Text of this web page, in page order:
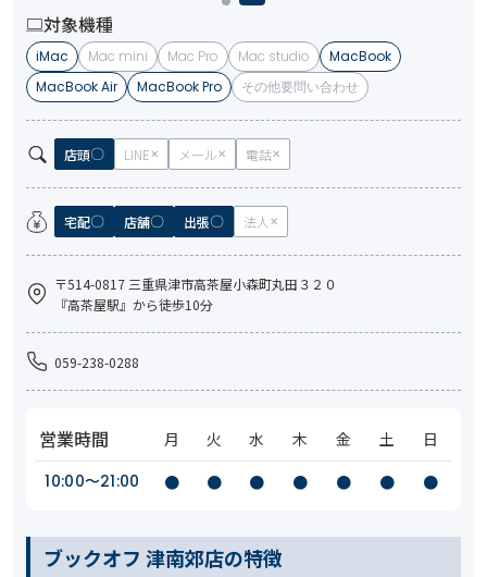
対象機種
iMac Mac mini Mac Pro Mac studio
MacBook
MacBook Air
MacBook Pro その他要問い合わせ
店頭 LINE メール 電話
宅配 店舗 出張 法人
〒514-0817 三重県津市高茶屋小森町丸田３２０
『高茶屋駅』から徒歩10分
059-238-0288
営業時間 月 火 水 木 金 土
日
10:00〜21:00
● ● ● ● ● ● ●
ブックオフ 津南郊店の特徴